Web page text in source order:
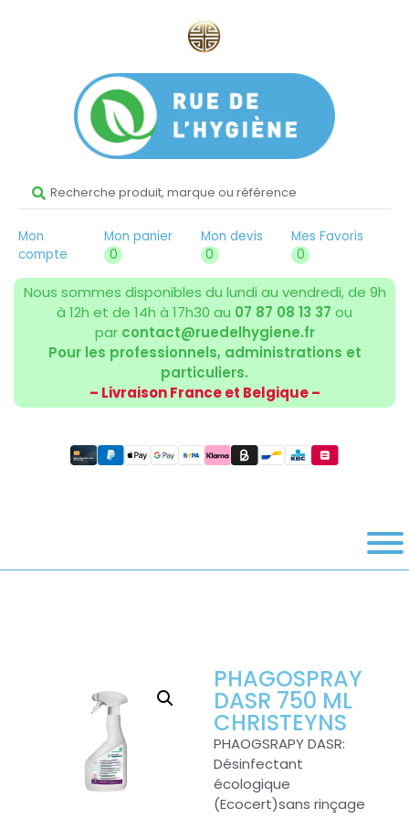
Mon
compte
Mon panier
0
Mon devis
0
Mes Favoris
0
Nous sommes disponibles du lundi au vendredi, de 9h
à 12h et de 14h à 17h30 au 07 87 08 13 37 ou
par contact@ruedelhygiene.fr
Pour les professionnels, administrations et
particuliers.
– Livraison France et Belgique –
PHAGOSPRAY
DASR 750 ML
CHRISTEYNS
PHAOGSRAPY DASR:
Désinfectant
écologique
(Ecocert)sans rinçage